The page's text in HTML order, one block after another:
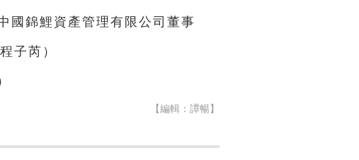
國錦鯉資產管理有限公司董事
子芮）
【編輯：譚暢】